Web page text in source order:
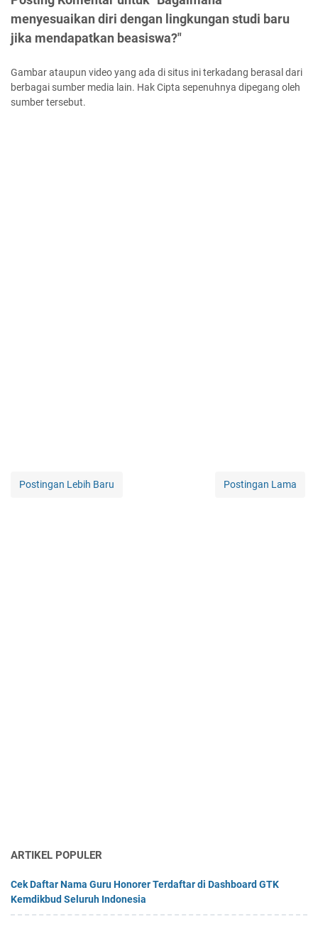
menyesuaikan diri dengan lingkungan studi baru
jika mendapatkan beasiswa?"
Gambar ataupun video yang ada di situs ini terkadang berasal dari
berbagai sumber media lain. Hak Cipta sepenuhnya dipegang oleh
sumber tersebut.
Postingan Lebih Baru Postingan Lama
ARTIKEL POPULER
Cek Daftar Nama Guru Honorer Terdaftar di Dashboard GTK
Kemdikbud Seluruh Indonesia